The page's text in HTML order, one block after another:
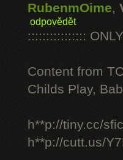
RubenmOime,
odpovědět
::::::::::::::::
Content from
Childs Play,
h**p://tiny.cc/
h**p://cutt.us/